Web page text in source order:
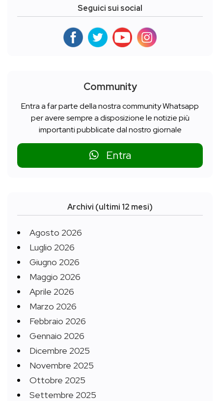
Seguici sui social
Community
Entra a far parte della nostra community Whatsapp
per avere sempre a disposizione le notizie più
importanti pubblicate dal nostro giornale
Entra
Archivi (ultimi 12 mesi)
Agosto 2026
Luglio 2026
Giugno 2026
Maggio 2026
Aprile 2026
Marzo 2026
Febbraio 2026
Gennaio 2026
Dicembre 2025
Novembre 2025
Ottobre 2025
Settembre 2025